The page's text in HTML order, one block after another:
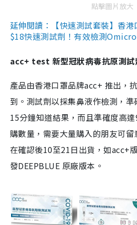
點擊圖片放大
延伸閱讀：【快速測試套裝】香
$18快速測試劑！有效檢測
acc+ test 新型冠狀病毒抗原測試
產品由香港口罩品牌acc+ 推出，
到。測試劑以採集鼻液作檢測，
15分鐘知道結果，而且準確度高
購數量，需要大量購入的朋友可
在確認後10至21日出貨，如acc+
發DEEPBLUE 原廠版本。